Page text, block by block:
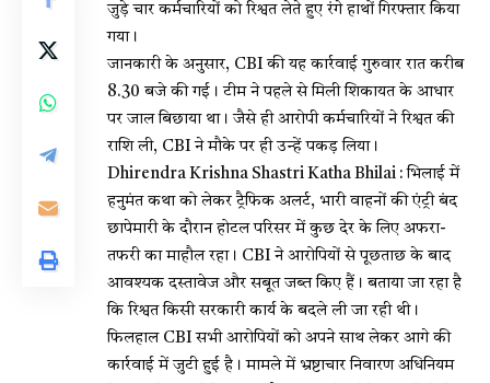
जुड़े चार कर्मचारियों को रिश्वत लेते हुए रंगे हाथों गिरफ्तार किया
गया।
जानकारी के अनुसार, CBI की यह कार्रवाई गुरुवार रात करीब
8.30 बजे की गई। टीम ने पहले से मिली शिकायत के आधार
पर जाल बिछाया था। जैसे ही आरोपी कर्मचारियों ने रिश्वत की
राशि ली, CBI ने मौके पर ही उन्हें पकड़ लिया।
Dhirendra Krishna Shastri Katha Bhilai : भिलाई में
हनुमंत कथा को लेकर ट्रैफिक अलर्ट, भारी वाहनों की एंट्री बंद
छापेमारी के दौरान होटल परिसर में कुछ देर के लिए अफरा-
तफरी का माहौल रहा। CBI ने आरोपियों से पूछताछ के बाद
आवश्यक दस्तावेज और सबूत जब्त किए हैं। बताया जा रहा है
कि रिश्वत किसी सरकारी कार्य के बदले ली जा रही थी।
फिलहाल CBI सभी आरोपियों को अपने साथ लेकर आगे की
कार्रवाई में जुटी हुई है। मामले में भ्रष्टाचार निवारण अधिनियम